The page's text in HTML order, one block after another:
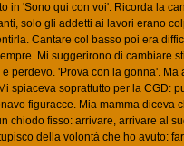
in 'Sono qui con voi'. Ricorda la
solo gli addetti ai lavori erano
Cantare col basso poi era
Mi suggerirono di cambiare
perdevo. 'Prova con la gonna'. Ma
spiaceva soprattutto per la CGD:
figuracce. Mia mamma diceva
chiodo fisso: arrivare, arrivare al
della volontà che ho avuto: